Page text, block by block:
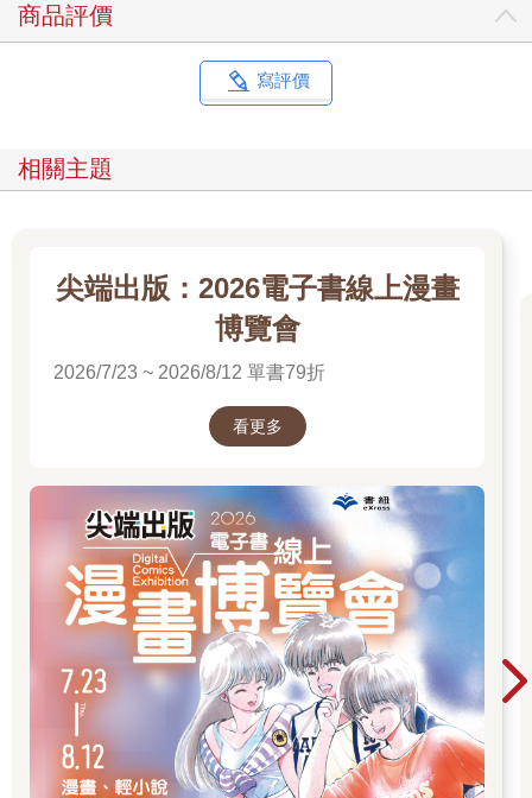
商品評價
寫評價
相關主題
尖端出版：2026電子書線上漫畫
博覽會
2026/7/23 ~ 2026/8/12 單書79折
看更多